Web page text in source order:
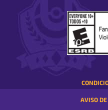
UNA
VENTANA
EMERGENTE
AVISO